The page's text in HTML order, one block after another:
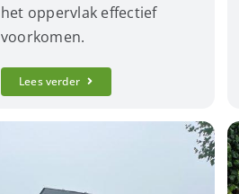
het oppervlak effectief
voorkomen.
Lees verder